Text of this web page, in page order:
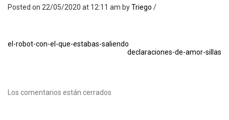
Posted on 22/05/2020 at 12:11 am byTriego /
el-robot-con-el-que-estabas-saliendo
declaraciones-de-amor-sillas
Los comentarios están cerrados